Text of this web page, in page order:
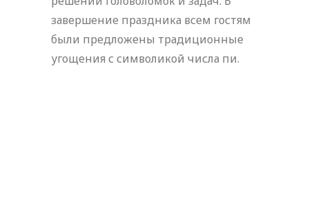
завершение праздника всем гостям
были предложены традиционные
угощения с символикой числа пи.